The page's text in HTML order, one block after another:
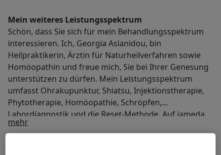
Mein weiteres Leistungs­spektrum
Schön, dass Sie sich für mein Behandlungsspektrum
interessieren. Ich, Georgia Aslanidou, bin
Heilpraktikerin, Ärztin für Naturheilverfahren sowie
Homöopathin und freue mich, Sie bei Ihrer Genesung
unterstützen zu dürfen. Mein Leistungsspektrum
umfasst Ohrakupunktur, Shiatsu, Injektionstherapie,
Phytotherapie, Homöopathie, Schröpfen,
Labordiagnostik und die Reset-Methode. Auf jameda
finden Sie weiteres Informationsmaterial über meine
mehrÜber mich